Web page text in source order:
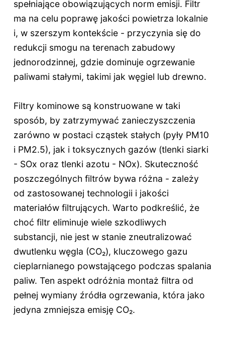
spełniające obowiązujących norm emisji. Filtr
ma na celu poprawę jakości powietrza lokalnie
i, w szerszym kontekście - przyczynia się do
redukcji smogu na terenach zabudowy
jednorodzinnej, gdzie dominuje ogrzewanie
paliwami stałymi, takimi jak węgiel lub drewno.
Filtry kominowe są konstruowane w taki
sposób, by zatrzymywać zanieczyszczenia
zarówno w postaci cząstek stałych (pyły PM10
i PM2.5), jak i toksycznych gazów (tlenki siarki
- SOx oraz tlenki azotu - NOx). Skuteczność
poszczególnych filtrów bywa różna - zależy
od zastosowanej technologii i jakości
materiałów filtrujących. Warto podkreślić, że
choć filtr eliminuje wiele szkodliwych
substancji, nie jest w stanie zneutralizować
dwutlenku węgla (CO₂), kluczowego gazu
cieplarnianego powstającego podczas spalania
paliw. Ten aspekt odróżnia montaż filtra od
pełnej wymiany źródła ogrzewania, która jako
jedyna zmniejsza emisję CO₂.